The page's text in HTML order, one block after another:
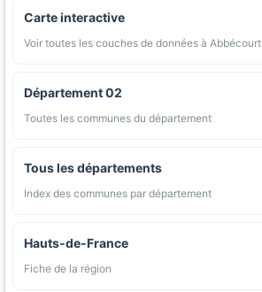
Carte interactive
Voir toutes les couches de données à Abbécourt
Département 02
Toutes les communes du département
Tous les départements
Index des communes par département
Hauts-de-France
Fiche de la région